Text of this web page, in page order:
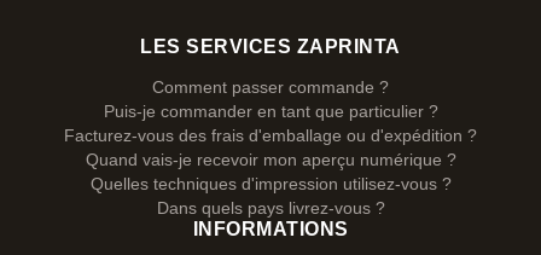
LES SERVICES ZAPRINTA
Comment passer commande ?
Puis-je commander en tant que particulier ?
Facturez-vous des frais d'emballage ou d'expédition ?
Quand vais-je recevoir mon aperçu numérique ?
Quelles techniques d'impression utilisez-vous ?
Dans quels pays livrez-vous ?
INFORMATIONS